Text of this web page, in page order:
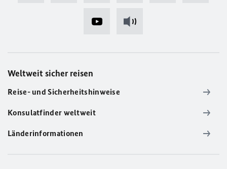
Weltweit sicher reisen
Reise- und Sicherheitshinweise
Konsulatfinder weltweit
Länderinformationen